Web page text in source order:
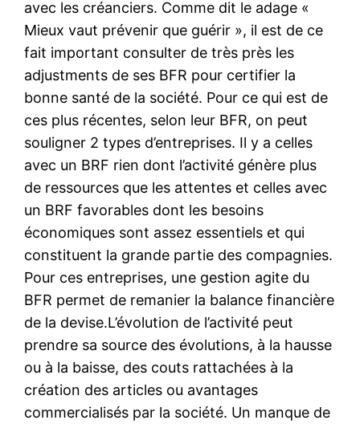
avec les créanciers. Comme dit le adage «
Mieux vaut prévenir que guérir », il est de ce
fait important consulter de très près les
adjustments de ses BFR pour certifier la
bonne santé de la société. Pour ce qui est de
ces plus récentes, selon leur BFR, on peut
souligner 2 types d’entreprises. Il y a celles
avec un BRF rien dont l’activité génère plus
de ressources que les attentes et celles avec
un BRF favorables dont les besoins
économiques sont assez essentiels et qui
constituent la grande partie des compagnies.
Pour ces entreprises, une gestion agite du
BFR permet de remanier la balance financière
de la devise.L’évolution de l’activité peut
prendre sa source des évolutions, à la hausse
ou à la baisse, des couts rattachées à la
création des articles ou avantages
commercialisés par la société. Un manque de